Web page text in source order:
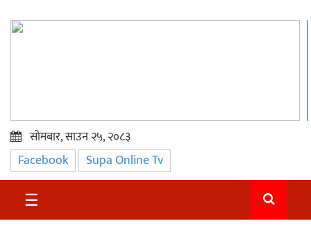
प्रमुख
समाचार
सुदुर
सोमबार, साउन २५, २०८३
Facebook Supa Online Tv
☰